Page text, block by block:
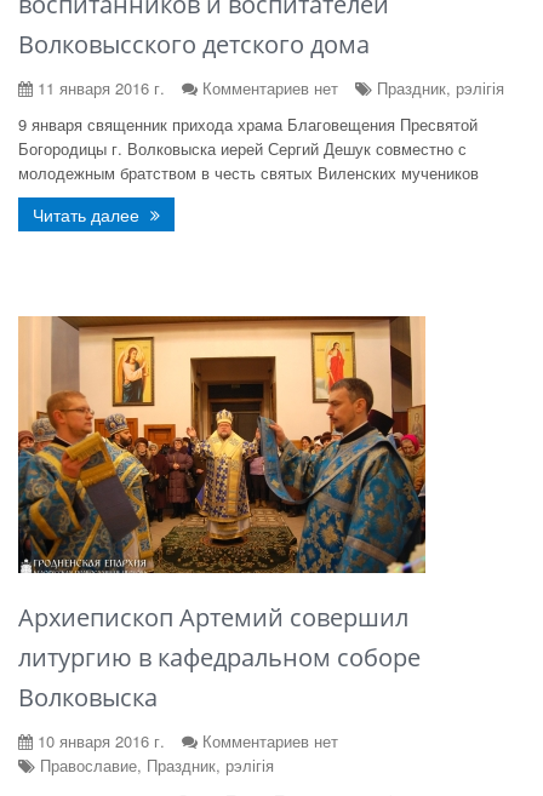
Волковысского детского дома
11 января 2016 г. Комментариев нет
Праздник, рэлігія
9 января священник прихода храма Благовещения Пресвятой
Богородицы г. Волковыска иерей Сергий Дешук совместно с
молодежным братством в честь святых Виленских мучеников
Читать далее
Архиепископ Артемий совершил
литургию в кафедральном соборе
Волковыска
10 января 2016 г.
Комментариев нет
Православие, Праздник, рэлігія